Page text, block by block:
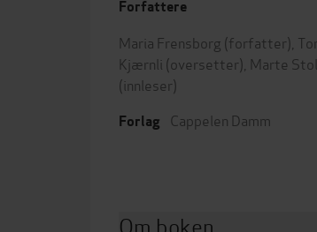
Forfattere
Maria Frensborg (forfatter),
Kjærnli (oversetter), Marte
(innleser)
Forlag Cappelen Damm
Om boken